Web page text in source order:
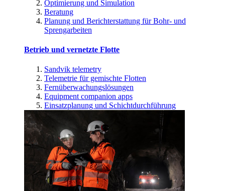
Optimierung und Simulation
Beratung
Planung und Berichterstattung für Bohr- und
Sprengarbeiten
Betrieb und vernetzte Flotte
Sandvik telemetry
Telemetrie für gemischte Flotten
Fernüberwachungslösungen
Equipment companion apps
Einsatzplanung und Schichtdurchführung